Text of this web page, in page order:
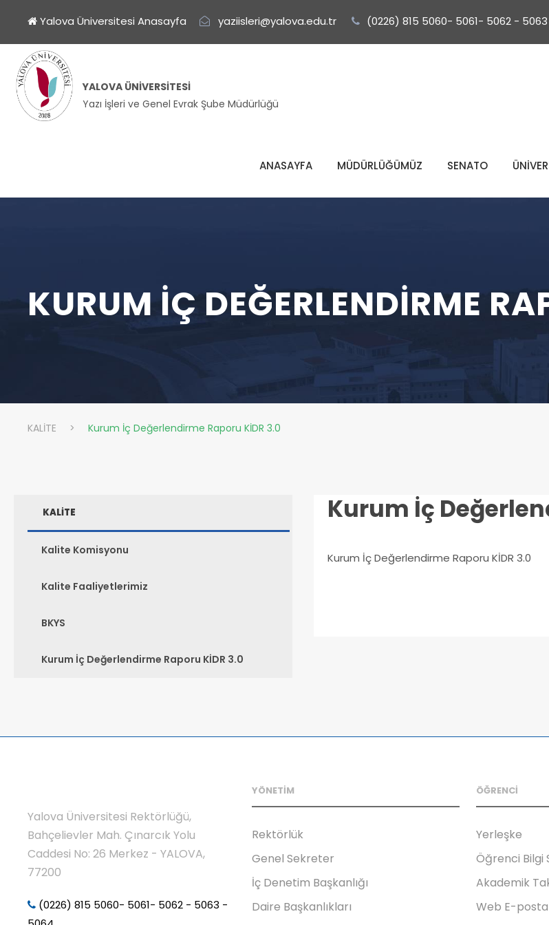
Yalova Üniversitesi Anasayfa yaziisleri@yalova.edu.tr (0226) 815 5060- 5061- 5062 -
YALOVA ÜNIVERSITESI
Yazı İşleri ve Genel Evrak Şube Müdürlüğü
ANASAYFA MÜDÜRLÜĞÜMÜZ SENATO
KURUM İÇ DEĞERLENDIRME
KALİTE > Kurum İç Değerlendirme Raporu KİDR 3.0
Kurum İç
Kurum İç Değerlendirme Raporu KİDR 3.0
KALİTE
Kalite Komisyonu
Kalite Faaliyetlerimiz
BKYS
Kurum İç Değerlendirme Raporu KİDR 3.0
Yalova Üniversitesi Rektörlüğü,
Bahçelievler Mah. Çınarcık Yolu
Caddesi No: 26 Merkez - YALOVA,
77200
(0226) 815 5060- 5061- 5062 - 5063 -
YÖNETİM
Rektörlük
Genel Sekreter
İç Denetim Başkanlığı
Daire Başkanlıkları
ÖĞRENCİ
Yerleşke
Öğrenci Bilgi
Akademik
Web E-